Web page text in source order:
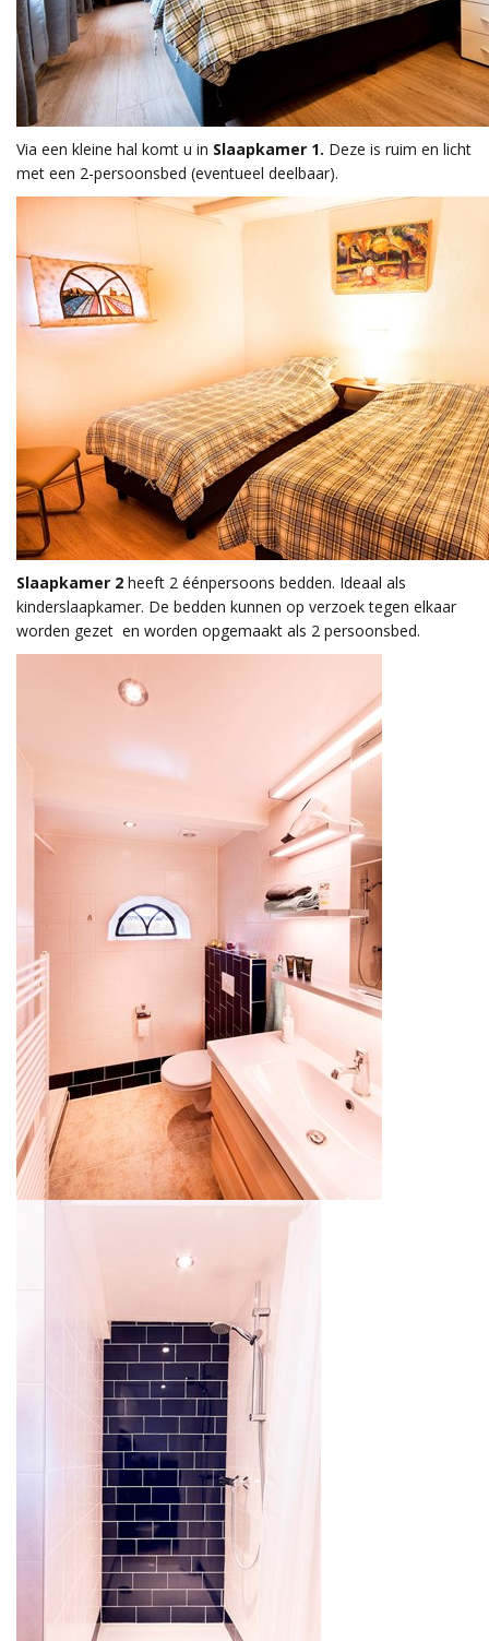
Via een kleine hal komt u in Slaapkamer 1. Deze is ruim en licht
met een 2-persoonsbed (eventueel deelbaar).
Slaapkamer 2 heeft 2 éénpersoons bedden. Ideaal als
kinderslaapkamer. De bedden kunnen op verzoek tegen elkaar
worden gezet en worden opgemaakt als 2 persoonsbed.